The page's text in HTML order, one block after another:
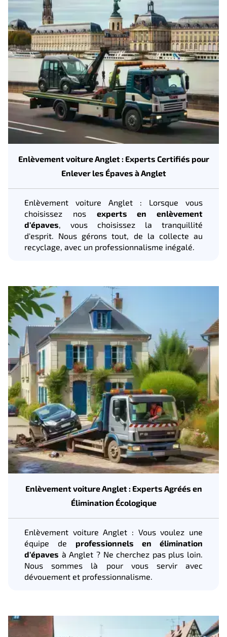
Enlèvement voiture Anglet : Experts Certifiés pour
Enlever les Épaves à Anglet
Enlèvement voiture Anglet : Lorsque vous
choisissez nos experts en enlèvement
d'épaves, vous choisissez la tranquillité
d'esprit. Nous gérons tout, de la collecte au
recyclage, avec un professionnalisme inégalé.
Enlèvement voiture Anglet : Experts Agréés en
Élimination Écologique
Enlèvement voiture Anglet : Vous voulez une
équipe de professionnels en élimination
d'épaves à Anglet ? Ne cherchez pas plus loin.
Nous sommes là pour vous servir avec
dévouement et professionnalisme.